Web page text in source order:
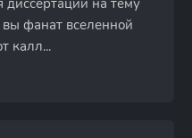
диссертации на тему
вы фанат вселенной
калл...